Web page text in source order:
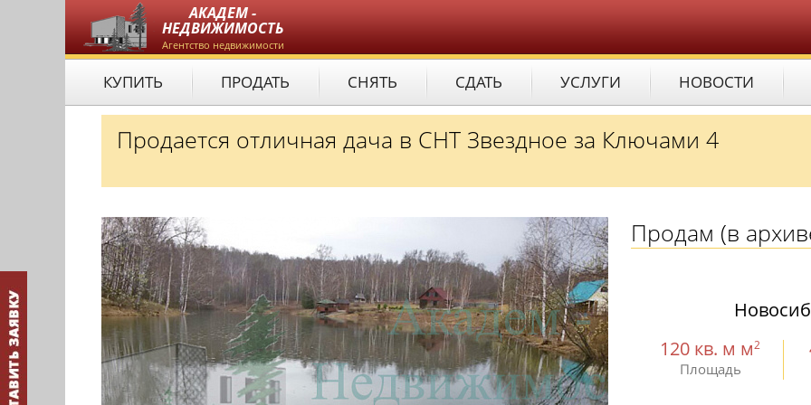
АКАДЕМ -
НЕДВИЖИМОСТЬ
Агентство недвижимости
КУПИТЬ ПРОДАТЬ СНЯТЬ СДАТЬ УСЛУГИ НОВОСТИ
Продается отличная дача в СНТ Звездное за Ключами 4
Продам (в
120 кв. м м2
Площадь